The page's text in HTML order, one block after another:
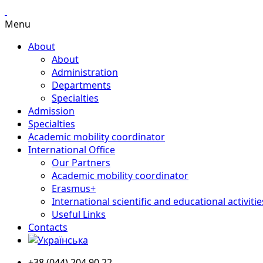
Menu
About
About
Administration
Departments
Specialties
Admission
Specialties
Academic mobility coordinator
International Office
Our Partners
Academic mobility coordinator
Erasmus+
International scientific and educational
Useful Links
Contacts